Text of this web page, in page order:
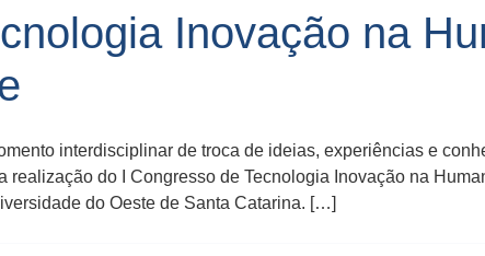
Inovação na
interdisciplinar de troca de ideias, experiências e
realização do I Congresso de Tecnologia Inovação na
do Oeste de Santa Catarina. […]